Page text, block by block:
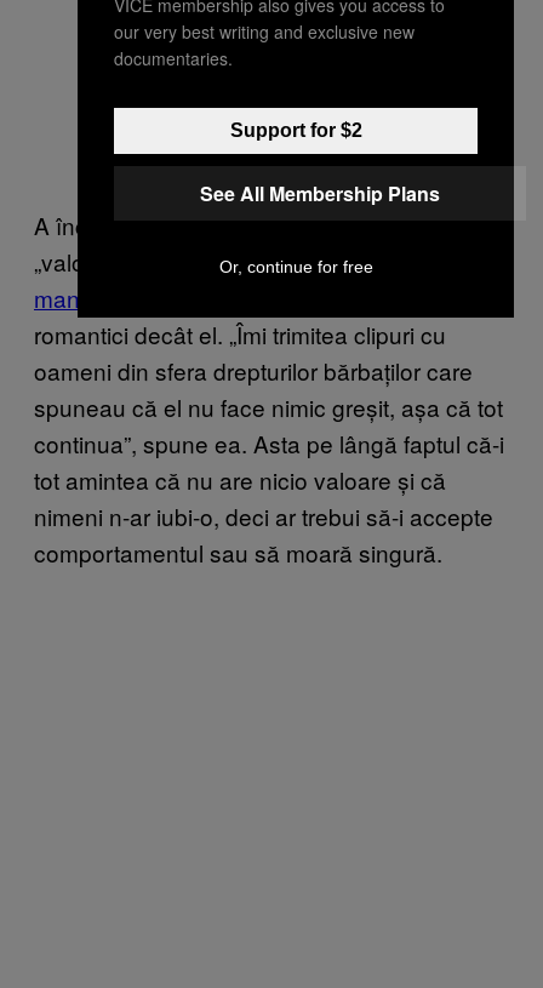
A început și să-i spună lui Sophie că are o
„valoare scăzută” – un termen comun în
manosferă
romantici decât el. „Îmi trimitea clipuri cu
oameni din sfera drepturilor bărbaților care
spuneau că el nu face nimic greșit, așa că tot
continua”, spune ea. Asta pe lângă faptul că-i
tot amintea că nu are nicio valoare și că
nimeni n-ar iubi-o, deci ar trebui să-i accepte
comportamentul sau să moară singură.
our very best writing and exclusive new
documentaries.
Support for $2
See All Membership Plans
Or, continue for free